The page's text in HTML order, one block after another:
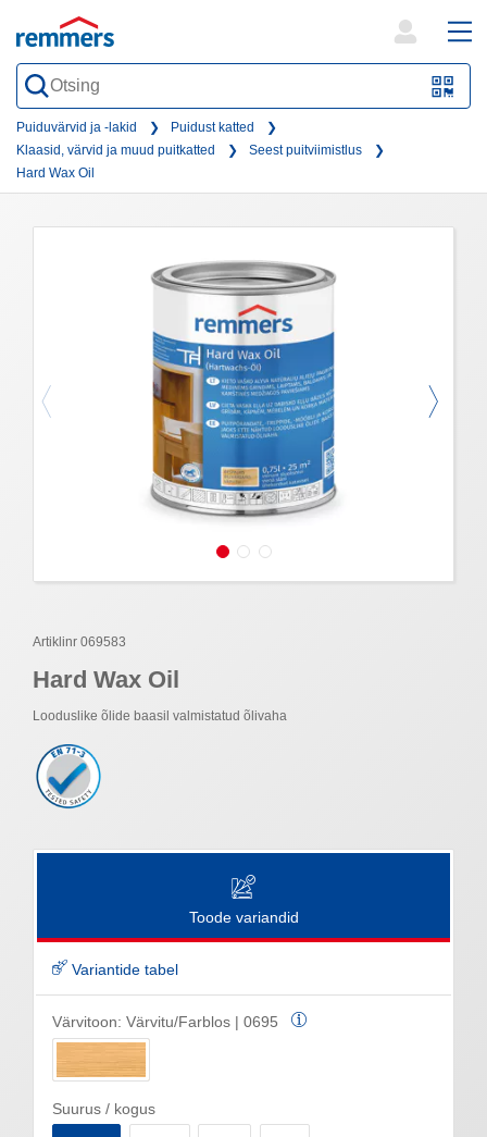
QR-
form
Puiduvärvid ja -lakid
Puidust katted
Klaasid, värvid ja muud puitkatted
Seest puitviimistlus
Hard Wax Oil
Artiklinr 069583
Hard Wax Oil
Looduslike õlide baasil valmistatud õlivaha
Toode variandid
Variantide tabel
Värvitoon: Värvitu/Farblos | 0695
Suurus / kogus